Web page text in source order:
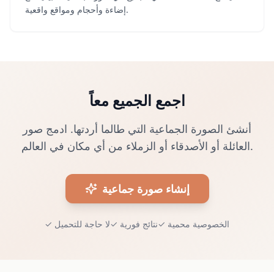
إضاءة وأحجام ومواقع واقعية.
اجمع الجميع معاً
أنشئ الصورة الجماعية التي طالما أردتها. ادمج صور
العائلة أو الأصدقاء أو الزملاء من أي مكان في العالم.
إنشاء صورة جماعية
✓ لا حاجة للتحميل✓ نتائج فورية✓ الخصوصية محمية